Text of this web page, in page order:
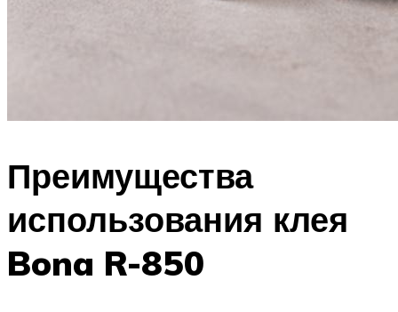
Преимущества
использования клея
Bona R-850